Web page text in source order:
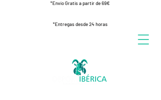
*Envío Gratis a partir de 69€
*Entregas desde 24 horas